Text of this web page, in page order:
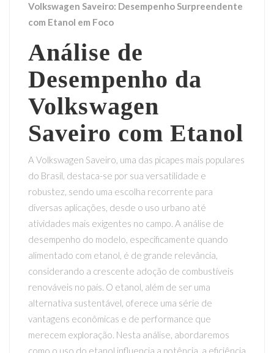
Volkswagen Saveiro: Desempenho Surpreendente
com Etanol em Foco
Análise de
Desempenho da
Volkswagen
Saveiro com Etanol
A Volkswagen Saveiro, uma das picapes mais populares
do Brasil, destaca-se por sua versatilidade e
robustez, sendo uma escolha recorrente para
diversas aplicações, desde o uso urbano até
atividades mais exigentes no campo. A análise de
desempenho do modelo, especificamente quando
alimentado com etanol, é de grande relevância,
considerando a crescente adoção de combustíveis
renováveis no país. O etanol, além de ser uma
alternativa sustentável, oferece uma série de
vantagens econômicas e de performance que
merecem exploração. Nesta análise, abordaremos
como o uso do etanol influencia a potência, a eficiência